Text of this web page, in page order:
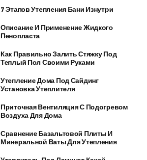
7 Этапов Утепления Бани Изнутри
Описание И Применение Жидкого
Пенопласта
Как Правильно Залить Стяжку Под
Теплый Пол Своими Руками
Утепление Дома Под Сайдинг
Установка Утеплителя
Приточная Вентиляция С Подогревом
Воздуха Для Дома
Сравнение Базальтовой Плиты И
Минеральной Ваты Для Утепления